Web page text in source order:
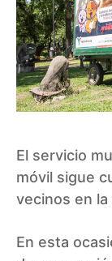
El servicio
móvil sigue
vecinos en la
En esta